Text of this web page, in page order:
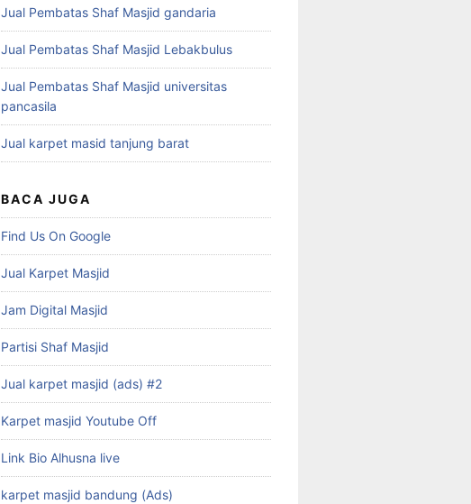
Jual Pembatas Shaf Masjid gandaria
Jual Pembatas Shaf Masjid Lebakbulus
Jual Pembatas Shaf Masjid universitas
pancasila
Jual karpet masid tanjung barat
BACA JUGA
Find Us On Google
Jual Karpet Masjid
Jam Digital Masjid
Partisi Shaf Masjid
Jual karpet masjid (ads) #2
Karpet masjid Youtube Off
Link Bio Alhusna live
karpet masjid bandung (Ads)